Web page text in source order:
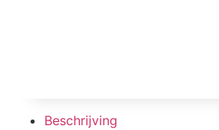
Beschrijving